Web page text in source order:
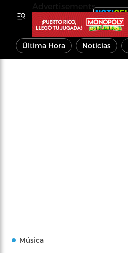
Última Hora Noticias
Música
Advertisements